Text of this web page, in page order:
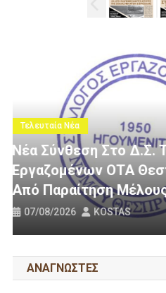
Τελευταία Νέα
3 Εκατομμύρια
Οδοποιία Στον
31/07/2026
ΑΝΑΓΝΩΣΤΕΣ